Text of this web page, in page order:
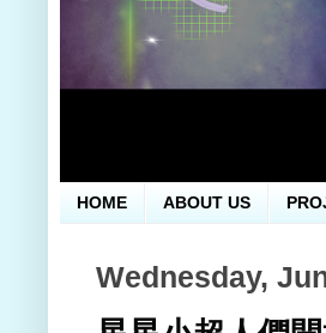
HOME ABOUT US
Wednesday,